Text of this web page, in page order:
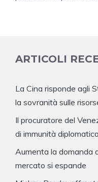
ARTICOLI
La Cina risponde agli
la sovranità sulle
Il procuratore del
di immunità diplomatica
Aumenta la domanda
mercato si espande